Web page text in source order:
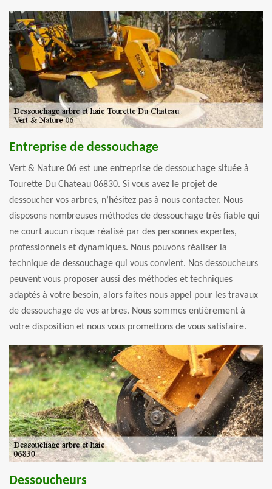
Entreprise de dessouchage
Vert & Nature 06 est une entreprise de dessouchage située à
Tourette Du Chateau 06830. Si vous avez le projet de
dessoucher vos arbres, n’hésitez pas à nous contacter. Nous
disposons nombreuses méthodes de dessouchage très fiable qui
ne court aucun risque réalisé par des personnes expertes,
professionnels et dynamiques. Nous pouvons réaliser la
technique de dessouchage qui vous convient. Nos dessoucheurs
peuvent vous proposer aussi des méthodes et techniques
adaptés à votre besoin, alors faites nous appel pour les travaux
de dessouchage de vos arbres. Nous sommes entièrement à
votre disposition et nous vous promettons de vous satisfaire.
Dessoucheurs